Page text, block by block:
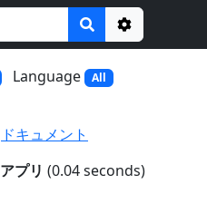
Options
Language All
ドキュメント
アプリ (0.04 seconds)